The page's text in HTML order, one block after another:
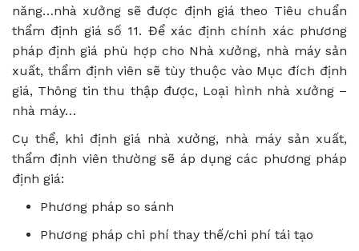
năng…nhà xưởng sẽ được định giá theo Tiêu chuẩn
thẩm định giá số 11. Để xác định chính xác phương
pháp định giá phù hợp cho Nhà xưởng, nhà máy sản
xuất, thẩm định viên sẽ tùy thuộc vào Mục đích định
giá, Thông tin thu thập được, Loại hình nhà xưởng –
nhà máy…
Cụ thể, khi định giá nhà xưởng, nhà máy sản xuất,
thẩm định viên thường sẽ áp dụng các phương pháp
định giá:
Phương pháp so sánh
Phương pháp chi phí thay thế/chi phí tái tạo